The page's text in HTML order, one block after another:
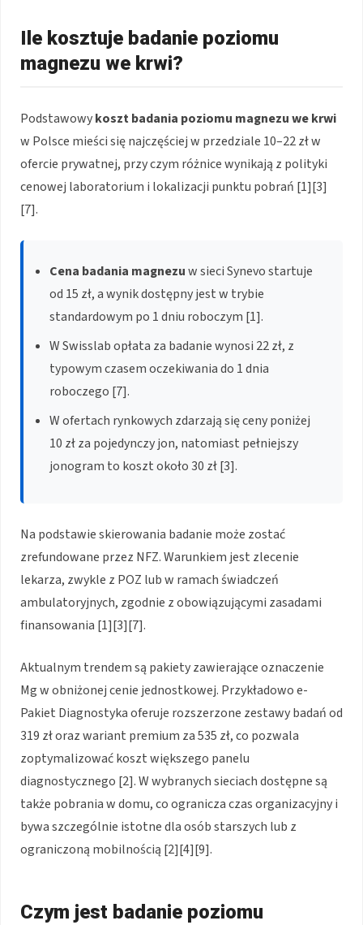
Ile kosztuje badanie poziomu
magnezu we krwi?
Podstawowykoszt badania poziomu magnezu we krwi
w Polsce mieści się najczęściej w przedziale 10–22 zł w
ofercie prywatnej, przy czym różnice wynikają z polityki
cenowej laboratorium i lokalizacji punktu pobrań [1][3]
[7].
Cena badania magnezuw sieci Synevo startuje
od 15 zł, a wynik dostępny jest w trybie
standardowym po 1 dniu roboczym [1].
W Swisslab opłata za badanie wynosi 22 zł, z
typowym czasem oczekiwania do 1 dnia
roboczego [7].
W ofertach rynkowych zdarzają się ceny poniżej
10 zł za pojedynczy jon, natomiast pełniejszy
jonogram to koszt około 30 zł [3].
Na podstawie skierowania badanie może zostać
zrefundowane przez NFZ. Warunkiem jest zlecenie
lekarza, zwykle z POZ lub w ramach świadczeń
ambulatoryjnych, zgodnie z obowiązującymi zasadami
finansowania [1][3][7].
Aktualnym trendem są pakiety zawierające oznaczenie
Mg w obniżonej cenie jednostkowej. Przykładowo e-
Pakiet Diagnostyka oferuje rozszerzone zestawy badań od
319 zł oraz wariant premium za 535 zł, co pozwala
zoptymalizować koszt większego panelu
diagnostycznego [2]. W wybranych sieciach dostępne są
także pobrania w domu, co ogranicza czas organizacyjny i
bywa szczególnie istotne dla osób starszych lub z
ograniczoną mobilnością [2][4][9].
Czym jest badanie poziomu